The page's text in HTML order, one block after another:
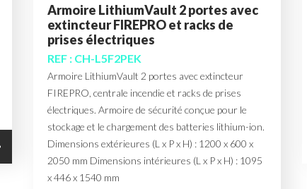
Armoire LithiumVault 2 portes avec
extincteur FIREPRO et racks de
prises électriques
REF : CH-L5F2PEK
Armoire LithiumVault 2 portes avec extincteur
FIREPRO, centrale incendie et racks de prises
électriques. Armoire de sécurité conçue pour le
stockage et le chargement des batteries lithium-ion.
Dimensions extérieures (L x P x H) : 1200 x 600 x
2050 mm Dimensions intérieures (L x P x H) : 1095
x 446 x 1540 mm